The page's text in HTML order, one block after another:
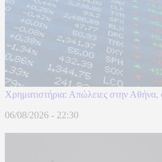
Χρηματιστήρια: Απώλειες στην
06/08/2026 - 22:30